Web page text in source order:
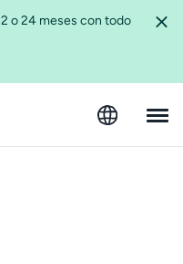
o 24 meses con todo